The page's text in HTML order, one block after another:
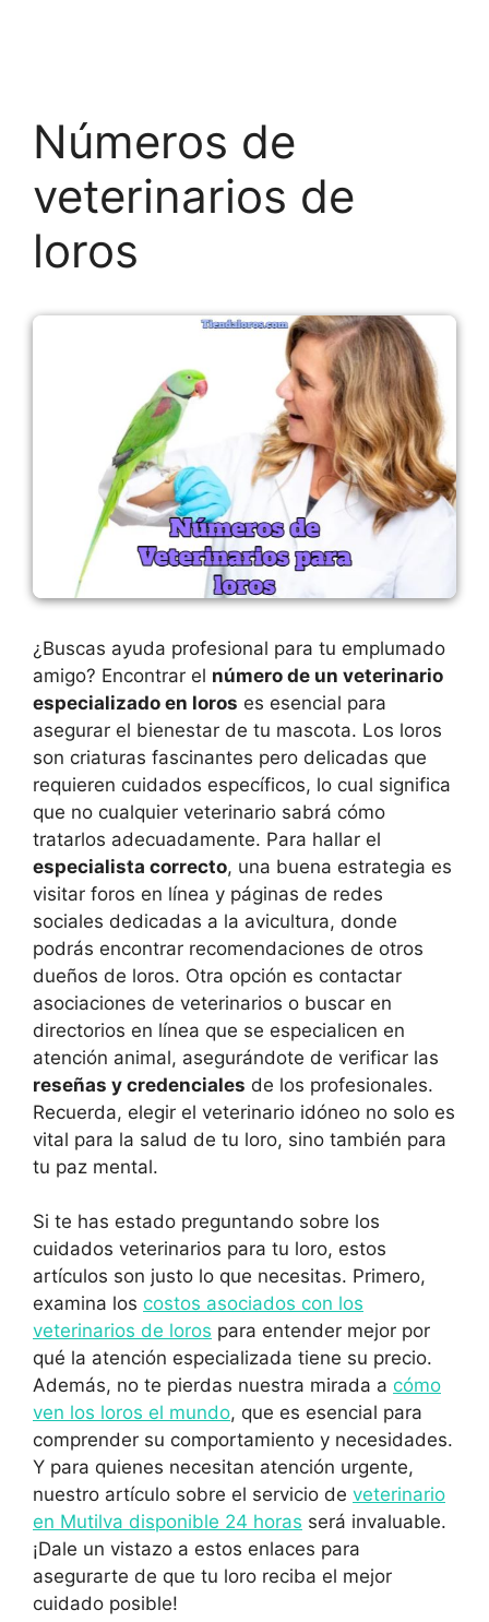
Números de
veterinarios de
loros
¿Buscas ayuda profesional para tu emplumado
amigo? Encontrar el número de un veterinario
especializado en loros es esencial para
asegurar el bienestar de tu mascota. Los loros
son criaturas fascinantes pero delicadas que
requieren cuidados específicos, lo cual significa
que no cualquier veterinario sabrá cómo
tratarlos adecuadamente. Para hallar el
especialista correcto, una buena estrategia es
visitar foros en línea y páginas de redes
sociales dedicadas a la avicultura, donde
podrás encontrar recomendaciones de otros
dueños de loros. Otra opción es contactar
asociaciones de veterinarios o buscar en
directorios en línea que se especialicen en
atención animal, asegurándote de verificar las
reseñas y credenciales de los profesionales.
Recuerda, elegir el veterinario idóneo no solo es
vital para la salud de tu loro, sino también para
tu paz mental.
Si te has estado preguntando sobre los
cuidados veterinarios para tu loro, estos
artículos son justo lo que necesitas. Primero,
examina los costos asociados con los
veterinarios de loros para entender mejor por
qué la atención especializada tiene su precio.
Además, no te pierdas nuestra mirada a cómo
ven los loros el mundo, que es esencial para
comprender su comportamiento y necesidades.
Y para quienes necesitan atención urgente,
nuestro artículo sobre el servicio de veterinario
en Mutilva disponible 24 horas será invaluable.
¡Dale un vistazo a estos enlaces para
asegurarte de que tu loro reciba el mejor
cuidado posible!